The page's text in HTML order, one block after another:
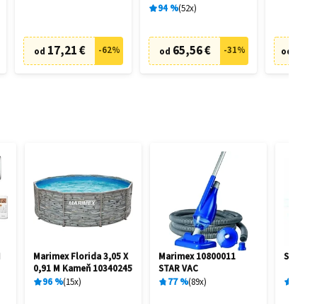
od 17,21 € -62%
94% 52x
od 65,56 € -31% od
Marimex Florida 3,05 X
0,91 M Kameň 10340245
96 % 15x
Marimex 10800011
STAR VAC
77% 89x
Sencor